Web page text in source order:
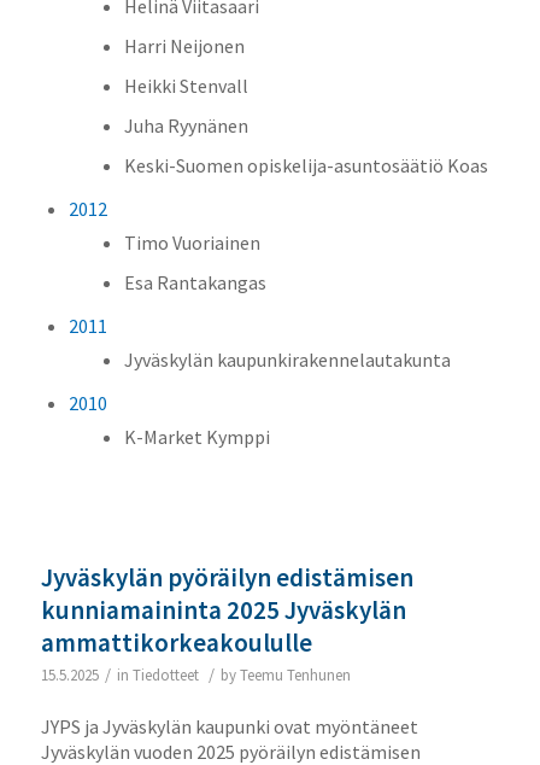
Helinä Viitasaari
Harri Neijonen
Heikki Stenvall
Juha Ryynänen
Keski-Suomen opiskelija-asuntosäätiö Koas
2012
Timo Vuoriainen
Esa Rantakangas
2011
Jyväskylän kaupunkirakennelautakunta
2010
K-Market Kymppi
Jyväskylän pyöräilyn edistämisen
kunniamaininta 2025 Jyväskylän
ammattikorkeakoululle
15.5.2025 / in Tiedotteet / byTeemu Tenhunen
JYPS ja Jyväskylän kaupunki ovat myöntäneet
Jyväskylän vuoden 2025 pyöräilyn edistämisen